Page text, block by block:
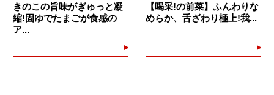
きのこの旨味がぎゅっと凝
縮!固ゆでたまごが食感の
ア...
【喝采!の前菜】ふんわりな
めらか、舌ざわり極上!我...